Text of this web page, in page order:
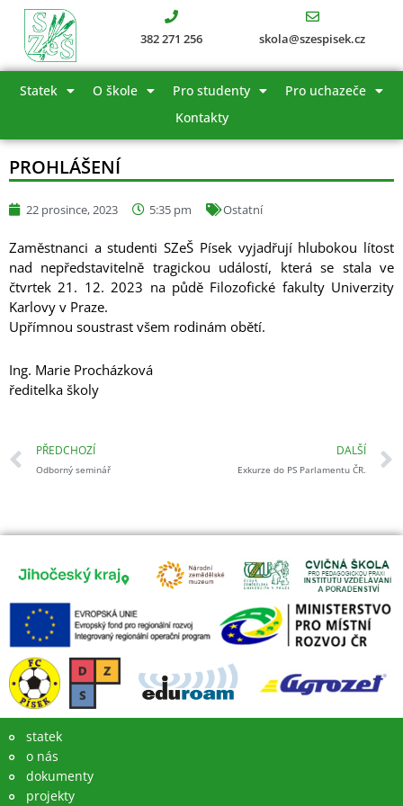
Přeskočit
obsah
382 271 256 skola@szespisek.cz
Statek O škole Pro studenty
Pro uchazeče
Kontakty
PROHLÁŠENÍ
22 prosince, 2023 5:35 pm Ostatní
Zaměstnanci a studenti SZeŠ Písek vyjadřují hlubokou lítost
nad nepředstavitelně tragickou událostí, která se stala ve
čtvrtek 21. 12. 2023 na půdě Filozofické fakulty Univerzity
Karlovy v Praze.
Upřímnou soustrast všem rodinám obětí.
Ing. Marie Procházková
ředitelka školy
Prev
PŘEDCHOZÍ
Odborný seminář
DALŠÍ
Exkurze do PS Parlamentu ČR.
statek
o nás
dokumenty
projekty